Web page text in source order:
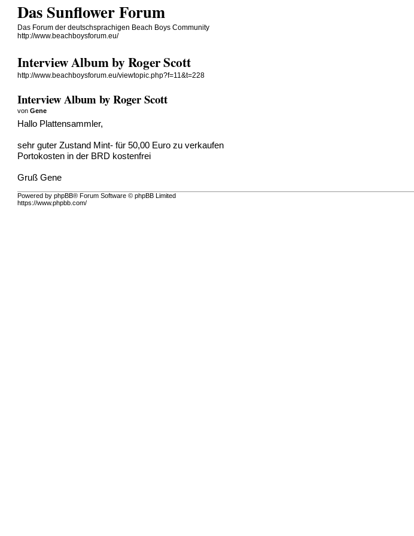
Das Sunflower Forum
Das Forum der deutschsprachigen Beach Boys Community
http://www.beachboysforum.eu/
Interview Album by Roger Scott
http://www.beachboysforum.eu/viewtopic.php?f=11&t=228
Interview Album by Roger Scott
vonGene
Hallo Plattensammler,
sehr guter Zustand Mint- für 50,00 Euro zu verkaufen
Portokosten in der BRD kostenfrei
Gruß Gene
Powered by phpBB® Forum Software © phpBB Limited
https://www.phpbb.com/